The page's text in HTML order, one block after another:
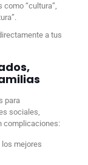
“cultura”,
a tus
para
sociales,
complicaciones:
mejores